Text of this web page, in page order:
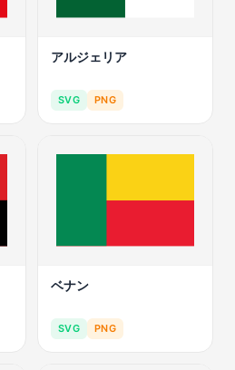
アルジェリア
SVG PNG
ベナン
SVG PNG